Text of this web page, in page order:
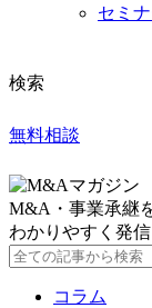
セミ
検索
無料相談
M&A・事業承継
わかりやすく発信
コラム